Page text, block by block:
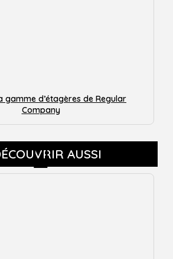
gamme d’étagères de Regular
Company
AUSSI